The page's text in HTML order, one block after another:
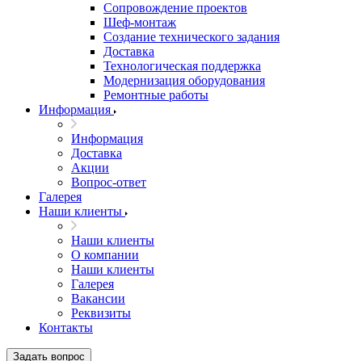
Сопровождение проектов
Шеф-монтаж
Создание технического задания
Доставка
Технологическая поддержка
Модернизация оборудования
Ремонтные работы
Информация
Информация
Доставка
Акции
Вопрос-ответ
Галерея
Наши клиенты
Наши клиенты
О компании
Наши клиенты
Галерея
Вакансии
Реквизиты
Контакты
Задать вопрос